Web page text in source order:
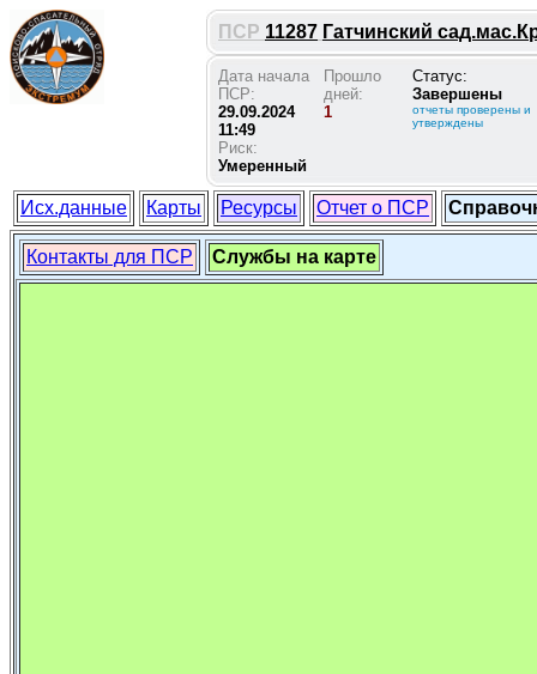
ПСР 11287 Гатчинский
Дата начала
ПСР:
29.09.2024
11:49
Риск:
Умеренный
Прошло
дней:
1
Статус:
Завершены
отчеты проверены и
утверждены
Исх.данные Карты Ресурсы Отчет о ПСР
Контакты для ПСР Службы на карте